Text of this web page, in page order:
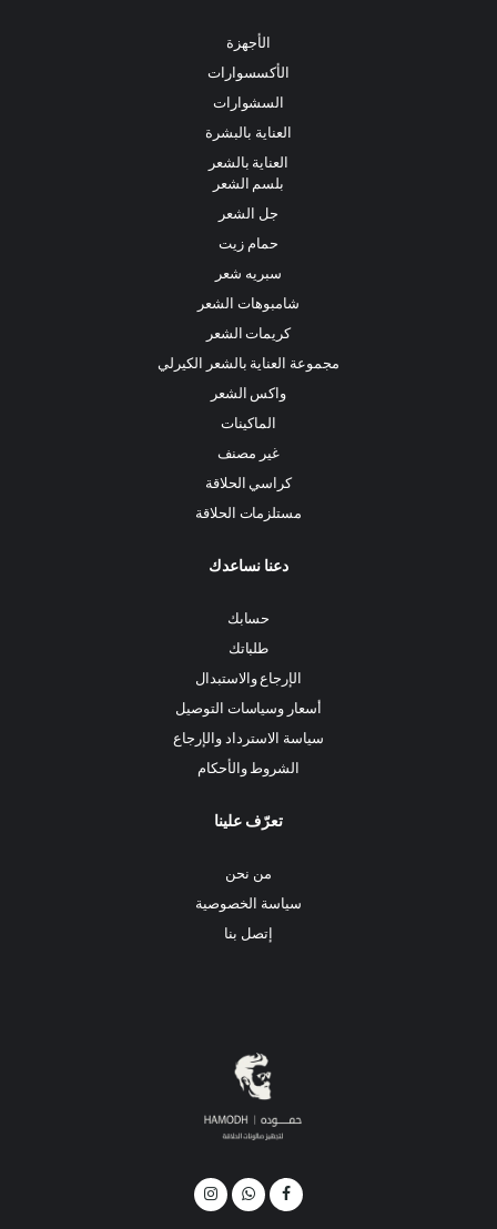
الأجهزة
الأكسسوارات
السشوارات
العناية بالبشرة
العناية بالشعر
بلسم الشعر
جل الشعر
حمام زيت
سبريه شعر
شامبوهات الشعر
كريمات الشعر
مجموعة العناية بالشعر الكيرلي
واكس الشعر
الماكينات
غير مصنف
كراسي الحلاقة
مستلزمات الحلاقة
دعنا نساعدك
حسابك
طلباتك
الإرجاع والاستبدال
أسعار وسياسات التوصيل
سياسة الاسترداد والإرجاع
الشروط والأحكام
تعرّف علينا
من نحن
سياسة الخصوصية
إتصل بنا